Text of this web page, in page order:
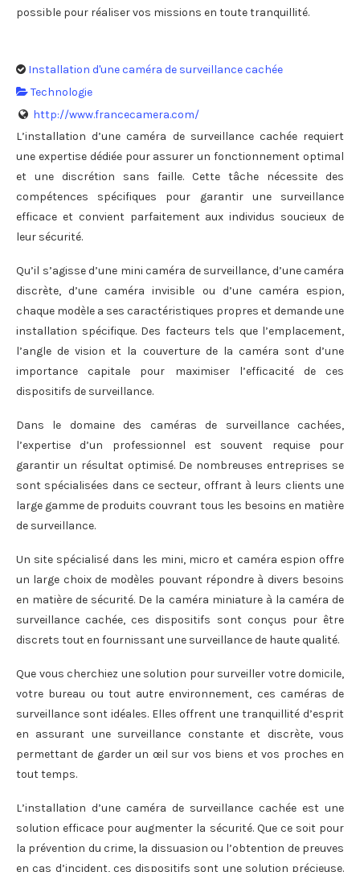
possible pour réaliser vos missions en toute tranquillité.
Installation d'une caméra de surveillance cachée
Technologie
http://www.francecamera.com/
L’installation d’une caméra de surveillance cachée requiert
une expertise dédiée pour assurer un fonctionnement optimal
et une discrétion sans faille. Cette tâche nécessite des
compétences spécifiques pour garantir une surveillance
efficace et convient parfaitement aux individus soucieux de
leur sécurité.
Qu’il s’agisse d’une mini caméra de surveillance, d’une caméra
discrète, d’une caméra invisible ou d’une caméra espion,
chaque modèle a ses caractéristiques propres et demande une
installation spécifique. Des facteurs tels que l’emplacement,
l’angle de vision et la couverture de la caméra sont d’une
importance capitale pour maximiser l’efficacité de ces
dispositifs de surveillance.
Dans le domaine des caméras de surveillance cachées,
l’expertise d’un professionnel est souvent requise pour
garantir un résultat optimisé. De nombreuses entreprises se
sont spécialisées dans ce secteur, offrant à leurs clients une
large gamme de produits couvrant tous les besoins en matière
de surveillance.
Un site spécialisé dans les mini, micro et caméra espion offre
un large choix de modèles pouvant répondre à divers besoins
en matière de sécurité. De la caméra miniature à la caméra de
surveillance cachée, ces dispositifs sont conçus pour être
discrets tout en fournissant une surveillance de haute qualité.
Que vous cherchiez une solution pour surveiller votre domicile,
votre bureau ou tout autre environnement, ces caméras de
surveillance sont idéales. Elles offrent une tranquillité d’esprit
en assurant une surveillance constante et discrète, vous
permettant de garder un œil sur vos biens et vos proches en
tout temps.
L’installation d’une caméra de surveillance cachée est une
solution efficace pour augmenter la sécurité. Que ce soit pour
la prévention du crime, la dissuasion ou l’obtention de preuves
en cas d’incident, ces dispositifs sont une solution précieuse.